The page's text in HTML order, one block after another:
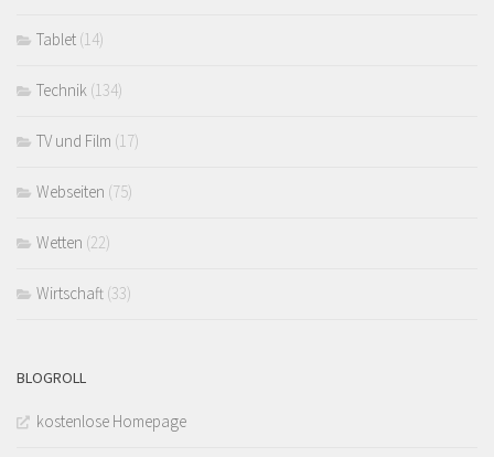
Tablet (14)
Technik (134)
TV und Film (17)
Webseiten (75)
Wetten (22)
Wirtschaft (33)
BLOGROLL
kostenlose Homepage